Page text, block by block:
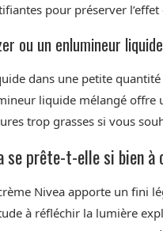
pour préserver l’effet
ou un enlumineur
dans une petite
liquide mélangé offre
trop grasses si vous
se prête-t-elle si bien à
Nivea apporte un fini
à réfléchir la lumière